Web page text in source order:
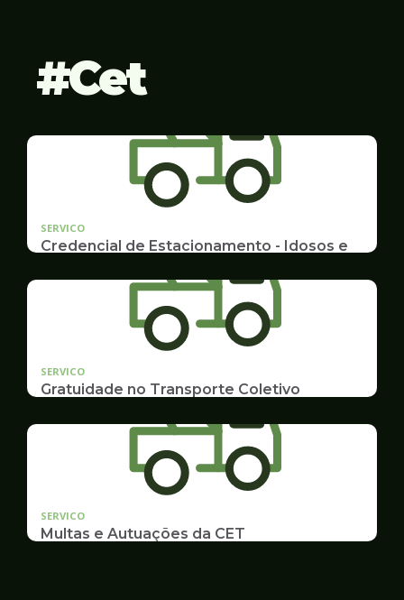
Cet
SERVICO
Credencial de Estacionamento - Idosos e
Cadastramento e Renovação
SERVICO
Gratuidade no Transporte Coletivo
Estudantes
SERVICO
Multas e Autuações da CET